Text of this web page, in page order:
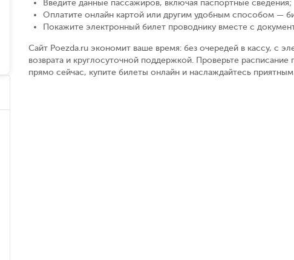
Введите данные пассажиров, включая паспортные сведения;
Оплатите онлайн картой или другим удобным способом —
Покажите электронный билет проводнику вместе с
Сайт Poezda.ru экономит ваше время: без очередей в кассу, с
возврата и круглосуточной поддержкой. Проверьте
прямо сейчас, купите билеты онлайн и наслаждайтесь